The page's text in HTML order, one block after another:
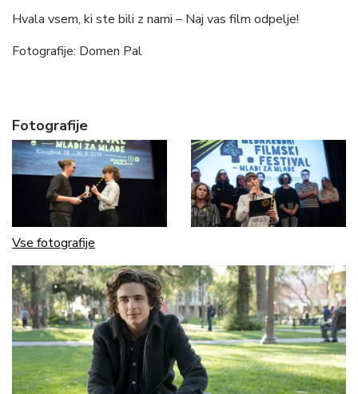
Hvala vsem, ki ste bili z nami – Naj vas film odpelje!
Fotografije: Domen Pal
Fotografije
Vse fotografije